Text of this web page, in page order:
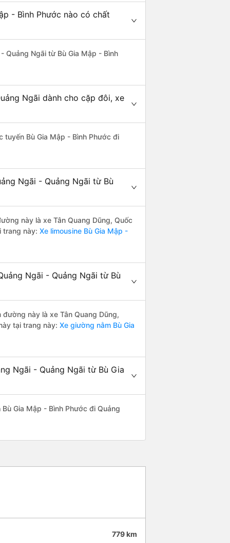
- Bình Phước nào có chất
Quảng Ngãi từ Bù Gia Mập - Bình
Ngãi dành cho cặp đôi, xe
tuyến Bù Gia Mập - Bình Phước đi
Ngãi - Quảng Ngãi từ Bù
này là xe Tân Quang Dũng, Quốc
trang này: Xe limousine Bù Gia Mập -
Ngãi - Quảng Ngãi từ Bù
này là xe Tân Quang Dũng,
tại trang này: Xe giường nằm Bù Gia
Ngãi - Quảng Ngãi từ Bù Gia
Gia Mập - Bình Phước đi Quảng
779 km